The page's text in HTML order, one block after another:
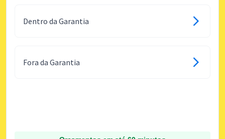
Dentro da Garantia
Fora da Garantia